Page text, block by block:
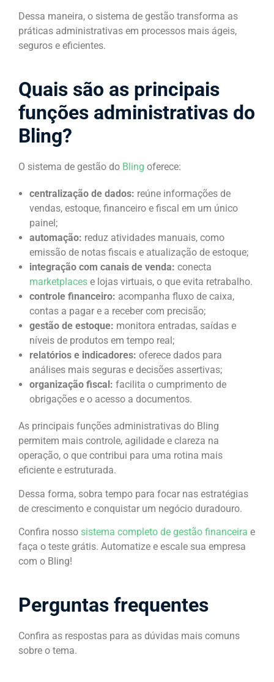
Dessa maneira, o sistema de gestão transforma as
práticas administrativas em processos mais ágeis,
seguros e eficientes.
Quais são as principais
funções administrativas do
Bling?
O sistema de gestão do Bling oferece:
centralização de dados: reúne informações de
vendas, estoque, financeiro e fiscal em um único
painel;
automação: reduz atividades manuais, como
emissão de notas fiscais e atualização de estoque;
integração com canais de venda: conecta
marketplaces e lojas virtuais, o que evita retrabalho.
controle financeiro: acompanha fluxo de caixa,
contas a pagar e a receber com precisão;
gestão de estoque: monitora entradas, saídas e
níveis de produtos em tempo real;
relatórios e indicadores: oferece dados para
análises mais seguras e decisões assertivas;
organização fiscal: facilita o cumprimento de
obrigações e o acesso a documentos.
As principais funções administrativas do Bling
permitem mais controle, agilidade e clareza na
operação, o que contribui para uma rotina mais
eficiente e estruturada.
Dessa forma, sobra tempo para focar nas estratégias
de crescimento e conquistar um negócio duradouro.
Confira nosso sistema completo de gestão financeira e
faça o teste grátis. Automatize e escale sua empresa
com o Bling!
Perguntas frequentes
Confira as respostas para as dúvidas mais comuns
sobre o tema.